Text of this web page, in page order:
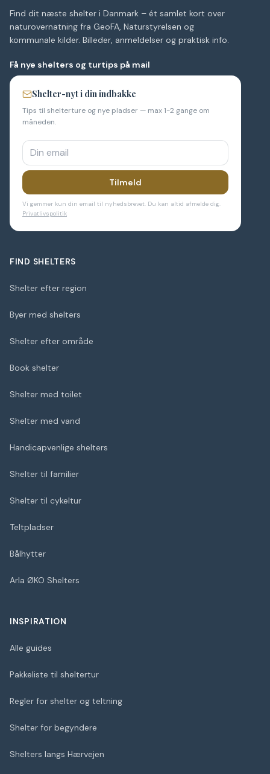
Find dit næste shelter i Danmark – ét samlet kort over
naturovernatning fra GeoFA, Naturstyrelsen og
kommunale kilder. Billeder, anmeldelser og praktisk info.
Få nye shelters og turtips på mail
Shelter-nyt i din indbakke
Tips til shelterture og nye pladser — max 1-2 gange om
måneden.
Tilmeld
Vi gemmer kun din email til nyhedsbrevet. Du kan altid afmelde dig.
Privatlivspolitik
FIND SHELTERS
Shelter efter region
Byer med shelters
Shelter efter område
Book shelter
Shelter med toilet
Shelter med vand
Handicapvenlige shelters
Shelter til familier
Shelter til cykeltur
Teltpladser
Bålhytter
Arla ØKO Shelters
INSPIRATION
Alle guides
Pakkeliste til sheltertur
Regler for shelter og teltning
Shelter for begyndere
Shelters langs Hærvejen